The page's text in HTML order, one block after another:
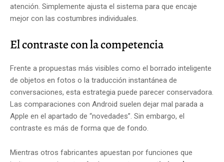
atención. Simplemente ajusta el sistema para que encaje
mejor con las costumbres individuales.
El contraste con la competencia
Frente a propuestas más visibles como el borrado inteligente
de objetos en fotos o la traducción instantánea de
conversaciones, esta estrategia puede parecer conservadora.
Las comparaciones con Android suelen dejar mal parada a
Apple en el apartado de “novedades”. Sin embargo, el
contraste es más de forma que de fondo.
Mientras otros fabricantes apuestan por funciones que